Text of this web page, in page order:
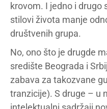
krovom. I jedno i drugo
stilovi života manje
društvenih grupa.
No, ono što je drugde
središte Beograda i
zabava za takozvane
tranzicije). S druge – u